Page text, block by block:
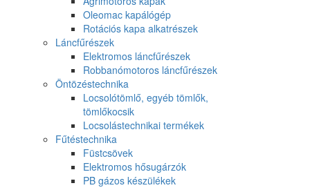
Oleomac kapálógép
Rotációs kapa alkatrészek
Láncfűrészek
Elektromos láncfűrészek
Robbanómotoros láncfűrészek
Öntözéstechnika
Locsolótömlő, egyéb tömlők,
tömlőkocsik
Locsolástechnikai termékek
Fűtéstechnika
Füstcsövek
Elektromos hősugárzók
PB gázos készülékek